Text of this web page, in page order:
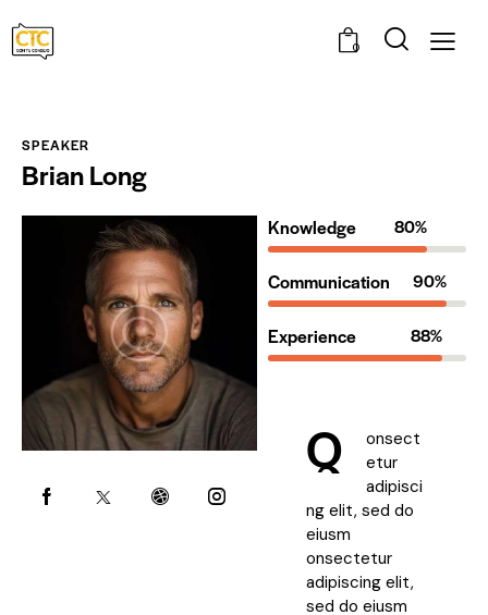
0
SPEAKER
Brian Long
Knowledge 80%
Communication 90%
Experience 88%
Q
onsect
etur
adipisci
ng elit, sed do
eiusm
onsectetur
adipiscing elit,
sed do eiusm